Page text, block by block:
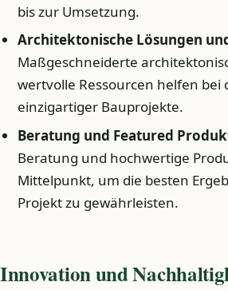
bis zur Umsetzung.
Architektonische Lösungen
Maßgeschneiderte
wertvolle Ressourcen helfen bei
einzigartiger Bauprojekte.
Beratung und Featured
Beratung und hochwertige
Mittelpunkt, um die besten
Projekt zu gewährleisten.
Innovation und